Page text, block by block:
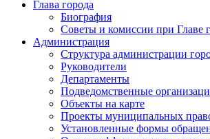
Глава города
Биография
Советы и комиссии при Главе
Администрация
Структура администрации
Руководители
Департаменты
Подведомственные
Объекты на карте
Проекты муниципальных
Установленные формы